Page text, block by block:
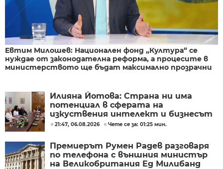
Евтим Милошев: Национален фонд „Култура“ се
нуждае от законодателна реформа, а процесите в
министерството ще бъдат максимално прозрачни
Илияна Йотова: Страна ни има
потенциал в сферата на
изкуствения интелект и бизнесът
забелязва тези перспективи
21:47, 06.08.2026 Чете се за: 01:25 мин.
Премиерът Румен Радев разговаря
по телефона с външния министър
на Великобритания Ед Милибанд